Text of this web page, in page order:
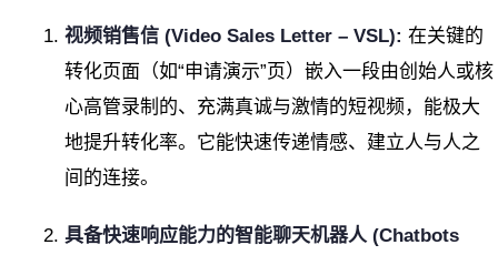
视频销售信 (Video Sales Letter – VSL): 在关键的
转化页面（如“申请演示”页）嵌入一段由创始人或核
心高管录制的、充满真诚与激情的短视频，能极大
地提升转化率。它能快速传递情感、建立人与人之
间的连接。
具备快速响应能力的智能聊天机器人 (Chatbots